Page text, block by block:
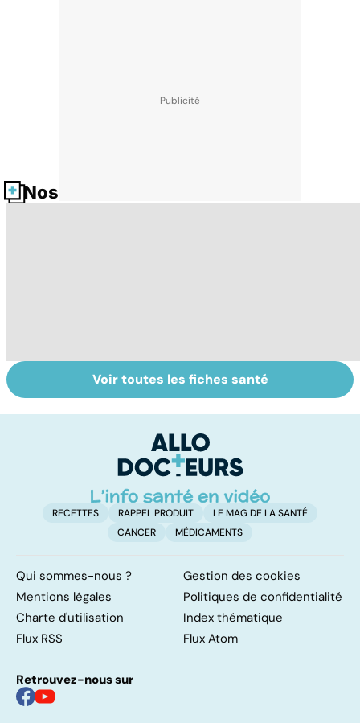
Nos fiches santé
HPV : tout savoir
sur les
Tout savoir sur
nos excréments
Voir toutes les fiches santé
RECETTES RAPPEL PRODUIT
LE MAG DE LA SANTÉ
CANCER
MÉDICAMENTS
Qui sommes-nous ?
Gestion des cookies
Mentions légales
Politiques de confidentialité
Charte d'utilisation
Index thématique
Flux RSS
Flux Atom
Retrouvez-nous sur